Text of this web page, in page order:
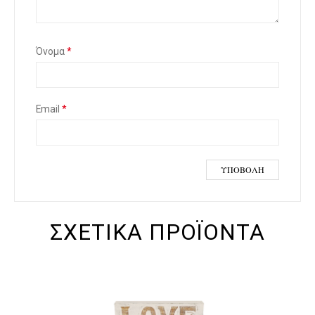
Όνομα*
Email *
ΣΧΕΤΙΚΆ ΠΡΟΪΌΝΤΑ